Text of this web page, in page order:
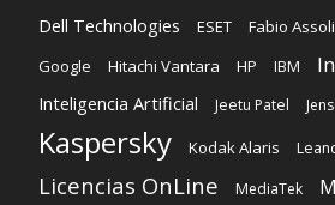
Dell Technologies ESET Fabio
Google Hitachi Vantara HP IBM
Inteligencia Artificial Jeetu Patel
Kaspersky Kodak Alaris
Licencias OnLine MediaTek